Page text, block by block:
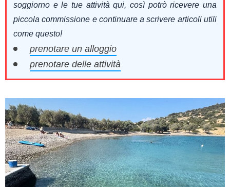
soggiorno e le tue attività qui, così potrò ricevere una
piccola commissione e continuare a scrivere articoli utili
come questo!
prenotare un alloggio
prenotare delle attività